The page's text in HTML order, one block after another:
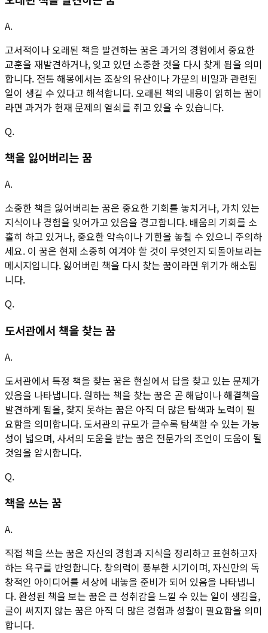
A.
고서적이나 오래된 책을 발견하는 꿈은 과거의 경험에서 중요한
교훈을 재발견하거나, 잊고 있던 소중한 것을 다시 찾게 됨을 의미
합니다. 전통 해몽에서는 조상의 유산이나 가문의 비밀과 관련된
일이 생길 수 있다고 해석합니다. 오래된 책의 내용이 읽히는 꿈이
라면 과거가 현재 문제의 열쇠를 쥐고 있을 수 있습니다.
Q.
책을 잃어버리는 꿈
A.
소중한 책을 잃어버리는 꿈은 중요한 기회를 놓치거나, 가치 있는
지식이나 경험을 잊어가고 있음을 경고합니다. 배움의 기회를 소
홀히 하고 있거나, 중요한 약속이나 기한을 놓칠 수 있으니 주의하
세요. 이 꿈은 현재 소중히 여겨야 할 것이 무엇인지 되돌아보라는
메시지입니다. 잃어버린 책을 다시 찾는 꿈이라면 위기가 해소됩
니다.
Q.
도서관에서 책을 찾는 꿈
A.
도서관에서 특정 책을 찾는 꿈은 현실에서 답을 찾고 있는 문제가
있음을 나타냅니다. 원하는 책을 찾는 꿈은 곧 해답이나 해결책을
발견하게 됨을, 찾지 못하는 꿈은 아직 더 많은 탐색과 노력이 필
요함을 의미합니다. 도서관의 규모가 클수록 탐색할 수 있는 가능
성이 넓으며, 사서의 도움을 받는 꿈은 전문가의 조언이 도움이 될
것임을 암시합니다.
Q.
책을 쓰는 꿈
A.
직접 책을 쓰는 꿈은 자신의 경험과 지식을 정리하고 표현하고자
하는 욕구를 반영합니다. 창의력이 풍부한 시기이며, 자신만의 독
창적인 아이디어를 세상에 내놓을 준비가 되어 있음을 나타냅니
다. 완성된 책을 보는 꿈은 큰 성취감을 느낄 수 있는 일이 생김을,
글이 써지지 않는 꿈은 아직 더 많은 경험과 성찰이 필요함을 의미
합니다.